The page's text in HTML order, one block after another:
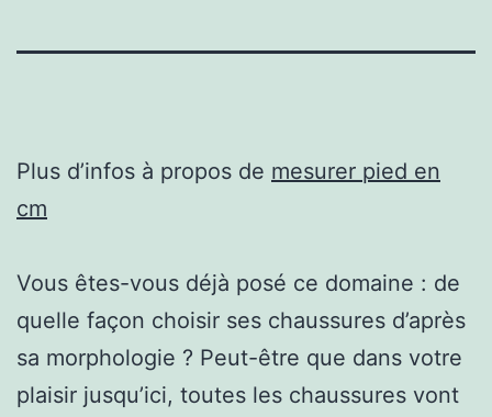
Plus d’infos à propos de mesurer pied en
cm
Vous êtes-vous déjà posé ce domaine : de
quelle façon choisir ses chaussures d’après
sa morphologie ? Peut-être que dans votre
plaisir jusqu’ici, toutes les chaussures vont